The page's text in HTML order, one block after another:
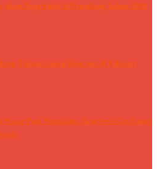
Akan Diperbaiki di Pemalang Tahun 2026
Tinjau Lokasi Bencana di Pulosari
Pagi Pemalang, Satu Area Los Ludes